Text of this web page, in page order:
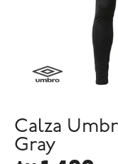
Calza
Gray